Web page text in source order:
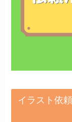
イラスト依